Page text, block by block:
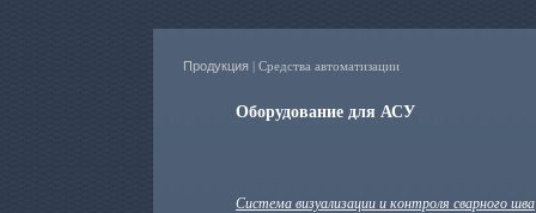
Продукция | Средства автоматизации
Оборудование для АСУ
Система визуализации и контроля сварного шва